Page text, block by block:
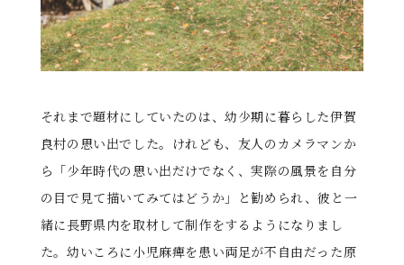
それまで題材にしていたのは、幼少期に暮らした伊賀
良村の思い出でした。けれども、友人のカメラマンか
ら「少年時代の思い出だけでなく、実際の風景を自分
の目で見て描いてみてはどうか」と勧められ、彼と一
緒に長野県内を取材して制作をするようになりまし
た。幼いころに小児麻痺を患い両足が不自由だった原